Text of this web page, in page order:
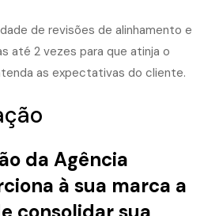
de revisões de alinhamento e
até 2 vezes para que atinja o
as expectativas do cliente.
da Agência
à sua marca a